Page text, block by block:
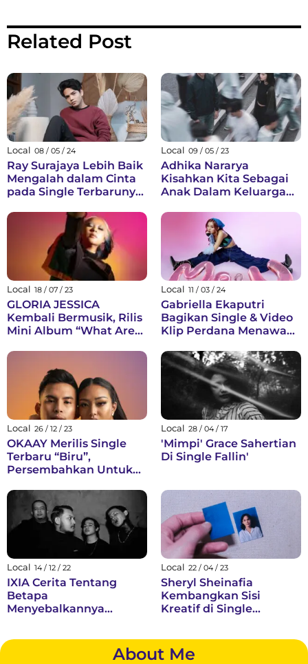
Related Post
Local 08 / 05 / 24
Ray Surajaya Lebih Baik
Mengalah dalam Cinta
pada Single Terbarunya
Local 09 / 05 / 23
Adhika Nararya
Kisahkan Kita Sebagai
Anak Dalam Keluarga
The Broken Heart”
Local 18 / 07 / 23
GLORIA JESSICA
Kembali Bermusik, Rilis
Mini Album “What Are
Local 11 / 03 / 24
Gabriella Ekaputri
Bagikan Single & Video
Klip Perdana Menawan
“Me & U”
Local 26 / 12 / 23
OKAAY Merilis Single
Terbaru “Biru”,
Persembahkan Untuk
Local 28 / 04 / 17
'Mimpi' Grace Sahertian
Di Single Fallin'
Local 14 / 12 / 22
IXIA Cerita Tentang
Betapa
Menyebalkannya
Local 22 / 04 / 23
Sheryl Sheinafia
Kembangkan Sisi
Kreatif di Single
Space Studios
About Me